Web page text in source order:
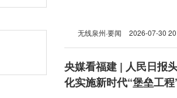
无线泉州·要闻 2026-07-30
央媒看福建 | 人民日报
化实施新时代“堡垒工程